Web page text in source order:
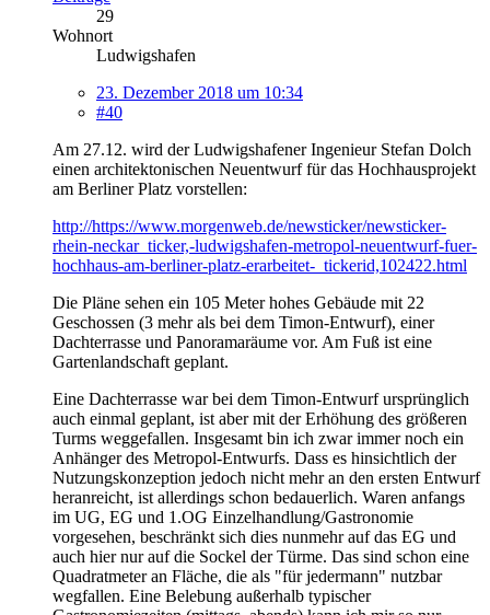
29
Wohnort
Ludwigshafen
23. Dezember 2018 um 10:34
#40
Am 27.12. wird der Ludwigshafener Ingenieur Stefan Dolch
einen architektonischen Neuentwurf für das Hochhausprojekt
am Berliner Platz vorstellen:
http://https://www.morgenweb.de/newsticker/newsticker-
rhein-neckar_ticker,-ludwigshafen-metropol-neuentwurf-fuer-
hochhaus-am-berliner-platz-erarbeitet-_tickerid,102422.html
Die Pläne sehen ein 105 Meter hohes Gebäude mit 22
Geschossen (3 mehr als bei dem Timon-Entwurf), einer
Dachterrasse und Panoramaräume vor. Am Fuß ist eine
Gartenlandschaft geplant.
Eine Dachterrasse war bei dem Timon-Entwurf ursprünglich
auch einmal geplant, ist aber mit der Erhöhung des größeren
Turms weggefallen. Insgesamt bin ich zwar immer noch ein
Anhänger des Metropol-Entwurfs. Dass es hinsichtlich der
Nutzungskonzeption jedoch nicht mehr an den ersten Entwurf
heranreicht, ist allerdings schon bedauerlich. Waren anfangs
im UG, EG und 1.OG Einzelhandlung/Gastronomie
vorgesehen, beschränkt sich dies nunmehr auf das EG und
auch hier nur auf die Sockel der Türme. Das sind schon eine
Quadratmeter an Fläche, die als "für jedermann" nutzbar
wegfallen. Eine Belebung außerhalb typischer